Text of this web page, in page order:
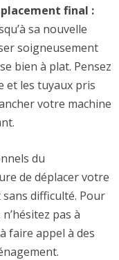
final :
sa nouvelle
soigneusement
bien à plat. Pensez
et les tuyaux pris
votre machine
du
de déplacer votre
difficulté. Pour
pas à
faire appel à des